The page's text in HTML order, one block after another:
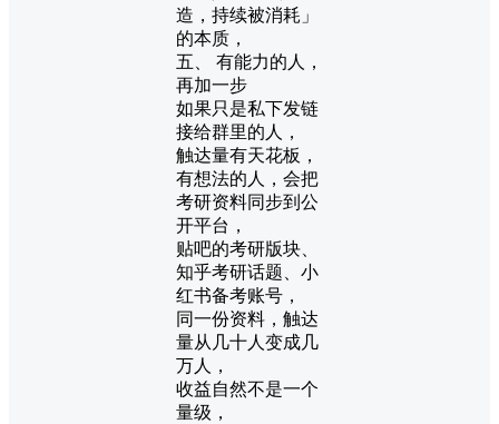
造，持续被消耗」
的本质，
五、 有能力的人，
再加一步
如果只是私下发链
接给群里的人，
触达量有天花板，
有想法的人，会把
考研资料同步到公
开平台，
贴吧的考研版块、
知乎考研话题、小
红书备考账号，
同一份资料，触达
量从几十人变成几
万人，
收益自然不是一个
量级，